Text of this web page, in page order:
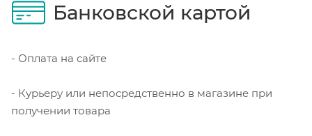
Банковской картой
- Оплата на сайте
- Курьеру или непосредственно в магазине при
получении товара